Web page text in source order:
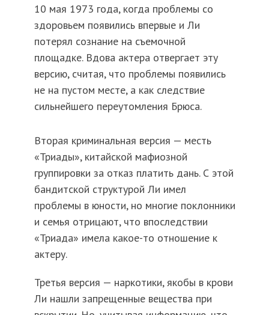
10 мая 1973 года, когда проблемы со
здоровьем появились впервые и Ли
потерял сознание на съемочной
площадке. Вдова актера отвергает эту
версию, считая, что проблемы появились
не на пустом месте, а как следствие
сильнейшего переутомления Брюса.
Вторая криминальная версия — месть
«Триады», китайской мафиозной
группировки за отказ платить дань. С этой
бандитской структурой Ли имел
проблемы в юности, но многие поклонники
и семья отрицают, что впоследствии
«Триада» имела какое-то отношение к
актеру.
Третья версия — наркотики, якобы в крови
Ли нашли запрещенные вещества при